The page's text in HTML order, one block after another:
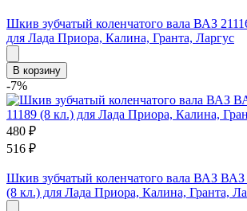
Шкив зубчатый коленчатого вала ВАЗ
для Лада Приора, Калина, Гранта, Ларгус
В корзину
-7%
480 ₽
516 ₽
Шкив зубчатый коленчатого вала ВАЗ ВАЗ
(8 кл.) для Лада Приора, Калина, Гранта,